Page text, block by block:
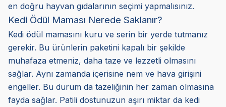
en doğru hayvan gıdalarının seçimi yapmalısınız.
Kedi Ödül Maması Nerede Saklanır?
Kedi ödül mamasını kuru ve serin bir yerde tutmanız
gerekir. Bu ürünlerin paketini kapalı bir şekilde
muhafaza etmeniz, daha taze ve lezzetli olmasını
sağlar. Aynı zamanda içerisine nem ve hava girişini
engeller. Bu durum da tazeliğinin her zaman olmasına
fayda sağlar. Patili dostunuzun aşırı miktar da kedi